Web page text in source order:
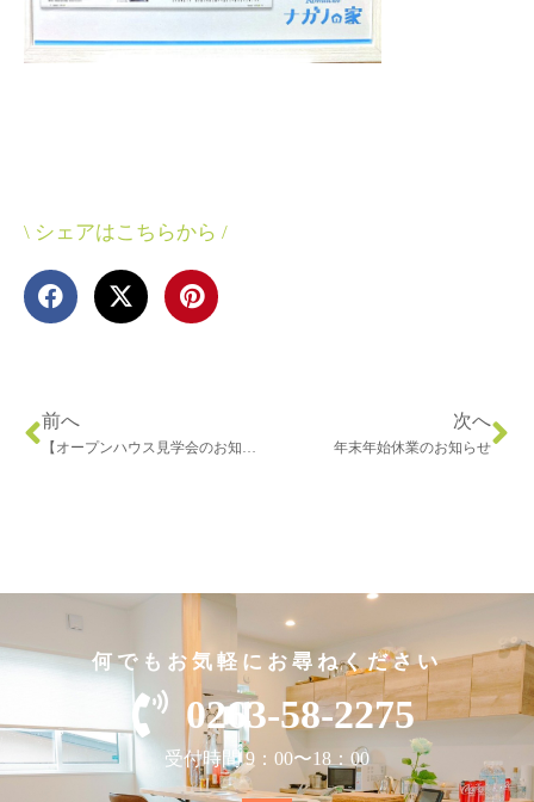
\ シェアはこちらから /
前へ
【オープンハウス見学会のお知らせ】WBHOUSEの魅力を体感！
次へ
年末年始休業のお知らせ
何でもお気軽にお尋ねください
0263-58-2275
受付時間 9：00〜18：00